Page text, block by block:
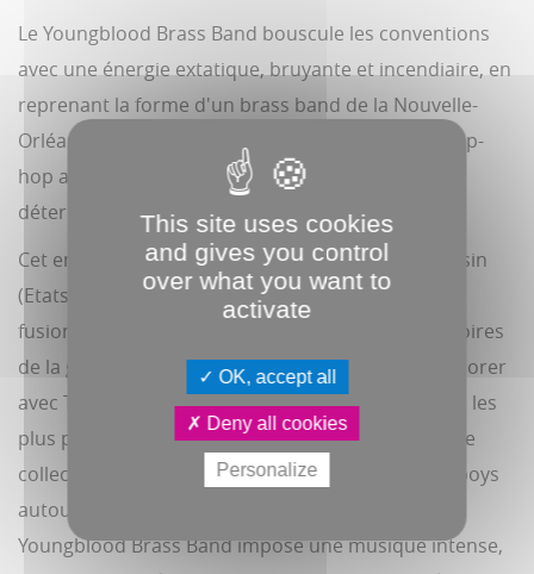
Le Youngblood Brass Band bouscule les conventions
avec une énergie extatique, bruyante et incendiaire, en
reprenant la forme d'un brass band de la Nouvelle-
Orléans pour le transformer en un mastodonte hip-
hop aux accents punk, débordant de groove et de
détermination.
Cet ensemble de dix musiciens né dans le Wisconsin
(Etats-Uni), bouscule les codes depuis 2000 en
fusionnant la tradition des fanfares est les répertoires
de la galaxie funk/soul/ hip-hop. Capable de collaborer
avec Talib Kweli comme de faire vibrer les festivals les
plus pointus (Glastonbury, Roskilde, Pukkelpop), ce
collectif réconcilie les mordus de cuivres et les b-boys
autour d'un groove universel. Loin des clichés,
Youngblood Brass Band impose une musique intense,
This site uses cookies
and gives you control
over what you want to
activate
OK, accept all
Deny all cookies
Personalize